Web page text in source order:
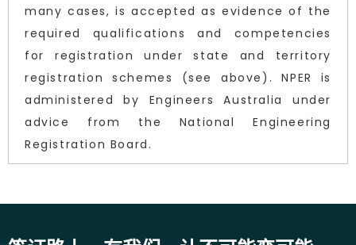
many cases, is accepted as evidence of the
required qualifications and competencies
for registration under state and territory
registration schemes (see above). NPER is
administered by Engineers Australia under
advice from the National Engineering
Registration Board.